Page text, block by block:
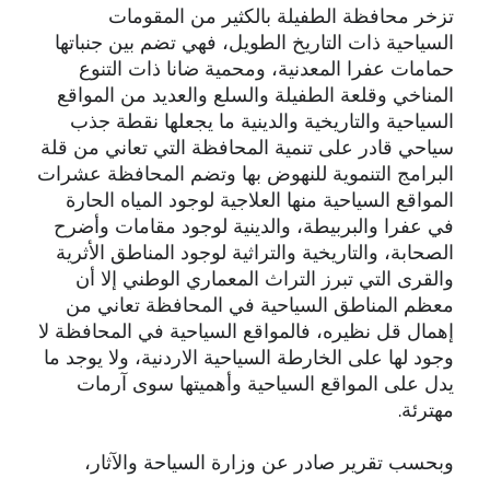
تزخر محافظة الطفيلة بالكثير من المقومات
السياحية ذات التاريخ الطويل، فهي تضم بين جنباتها
حمامات عفرا المعدنية، ومحمية ضانا ذات التنوع
المناخي وقلعة الطفيلة والسلع والعديد من المواقع
السياحية والتاريخية والدينية ما يجعلها نقطة جذب
سياحي قادر على تنمية المحافظة التي تعاني من قلة
البرامج التنموية للنهوض بها وتضم المحافظة عشرات
المواقع السياحية منها العلاجية لوجود المياه الحارة
في عفرا والبربيطة، والدينية لوجود مقامات وأضرح
الصحابة، والتاريخية والتراثية لوجود المناطق الأثرية
والقرى التي تبرز التراث المعماري الوطني إلا أن
معظم المناطق السياحية في المحافظة تعاني من
إهمال قل نظيره، فالمواقع السياحية في المحافظة لا
وجود لها على الخارطة السياحية الاردنية، ولا يوجد ما
يدل على المواقع السياحية وأهميتها سوى آرمات
مهترئة.
وبحسب تقرير صادر عن وزارة السياحة والآثار،